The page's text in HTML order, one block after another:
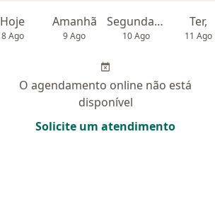
Hoje
8 Ago
Amanhã
9 Ago
Segunda-feira
10 Ago
Ter,
11 Ago
O agendamento online não está
disponível
Solicite um atendimento